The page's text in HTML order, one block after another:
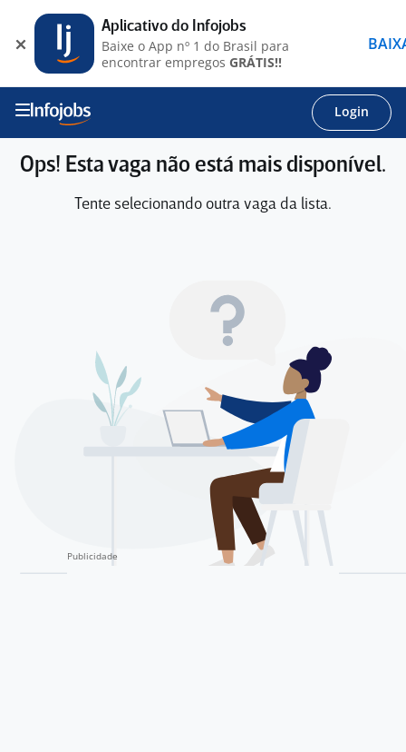
Login
Ops! Esta vaga não está mais disponível.
Tente selecionando outra vaga da lista.
Aplicativo do Infojobs
Baixe o App nº 1 do Brasil para
encontrar empregos GRÁTIS!!